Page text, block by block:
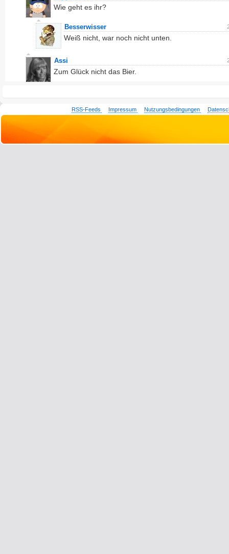
Wie geht es ihr?
Besserwisser
Weiß nicht, war noch nicht unten.
Assi
Zum Glück nicht das Bier.
RSS-Feeds Impressum Nutzungsbedingungen